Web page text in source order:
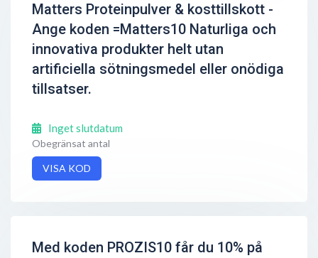
Matters Proteinpulver & kosttillskott -
Ange koden =Matters10 Naturliga och
innovativa produkter helt utan
artificiella sötningsmedel eller onödiga
tillsatser.
Inget slutdatum
Obegränsat antal
VISA KOD
Med koden PROZIS10 får du 10% på